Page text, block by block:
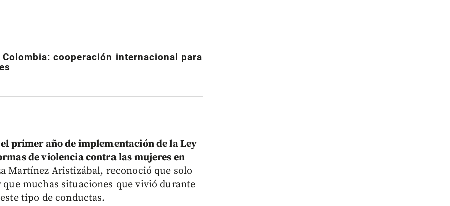
cooperación internacional para
primer año de implementación de la Ley
de violencia contra las mujeres en
Martínez Aristizábal, reconoció que solo
muchas situaciones que vivió durante
tipo de conductas.